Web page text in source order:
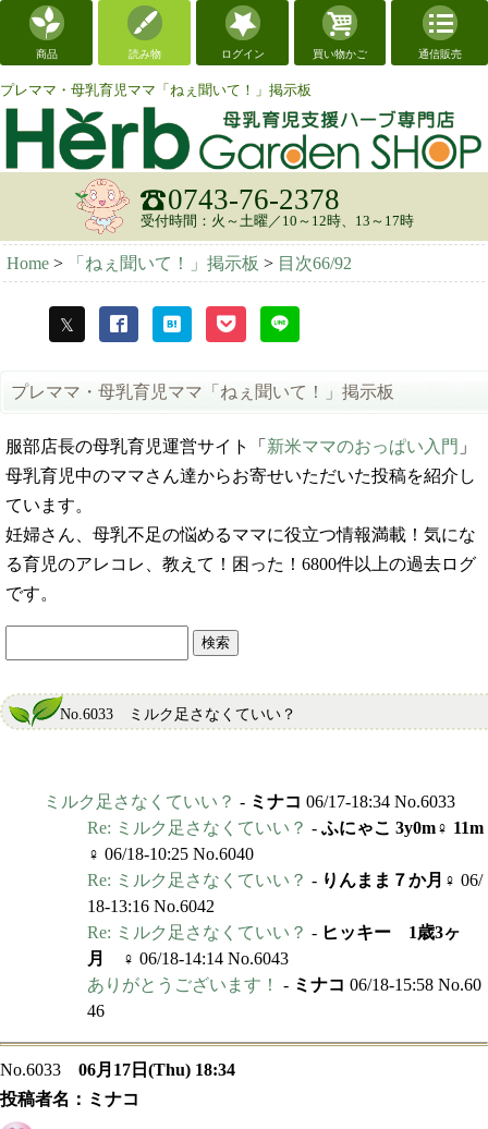
商品 読み物 ログイン 買い物かご 通信販売
プレママ・母乳育児ママ「ねぇ聞いて！」掲示板
0743-76-2378
受付時間：火～土曜／10～12時、13～17時
Home > 「ねぇ聞いて！」掲示板 > 目次66/92
プレママ・母乳育児ママ「ねぇ聞いて！」掲示板
服部店長の母乳育児運営サイト「 新米ママのおっぱい入門 」
母乳育児中のママさん達からお寄せいただいた投稿を紹介し
ています。
妊婦さん、母乳不足の悩めるママに役立つ情報満載！気にな
る育児のアレコレ、教えて！困った！6800件以上の過去ログ
です。
No.6033 ミルク足さなくていい？
ミルク足さなくていい？ - ミナコ 06/17-18:34 No.6033
Re: ミルク足さなくていい？ - ふにゃこ 3y0m♀ 11m
♀ 06/18-10:25 No.6040
Re: ミルク足さなくていい？ - りんまま７か月♀ 06/
18-13:16 No.6042
Re: ミルク足さなくていい？ - ヒッキー 1歳3ヶ
月 ♀ 06/18-14:14 No.6043
ありがとうございます！
- ミナコ 06/18-15:58 No.60
46
No.6033
06月17日(Thu) 18:34
投稿者名： ミナコ